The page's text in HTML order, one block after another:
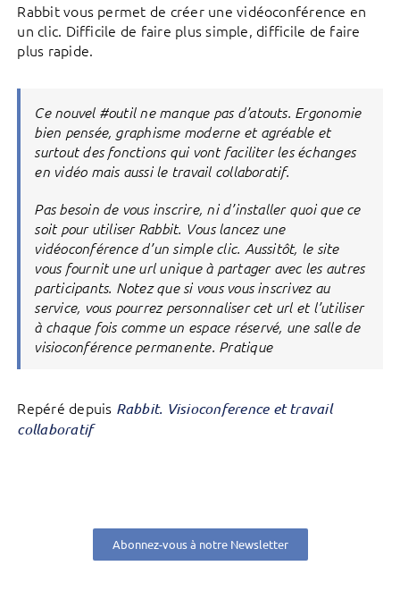
Rabbit vous permet de créer une vidéoconférence en
un clic. Difficile de faire plus simple, difficile de faire
plus rapide.
Ce nouvel #outil ne manque pas d’atouts. Ergonomie
bien pensée, graphisme moderne et agréable et
surtout des fonctions qui vont faciliter les échanges
en vidéo mais aussi le travail collaboratif.
Pas besoin de vous inscrire, ni d’installer quoi que ce
soit pour utiliser Rabbit. Vous lancez une
vidéoconférence d’un simple clic. Aussitôt, le site
vous fournit une url unique à partager avec les autres
participants. Notez que si vous vous inscrivez au
service, vous pourrez personnaliser cet url et l’utiliser
à chaque fois comme un espace réservé, une salle de
visioconférence permanente. Pratique
Repéré depuis Rabbit. Visioconference et travail
collaboratif
Abonnez-vous à notre Newsletter